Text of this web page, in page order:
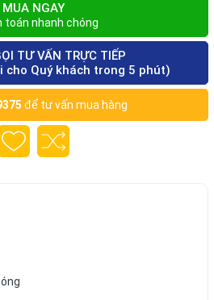
MUA NGAY
toán nhanh chóng
TƯ VẤN TRỰC TIẾP
cho Quý khách trong 5 phút)
để tư vấn mua hàng